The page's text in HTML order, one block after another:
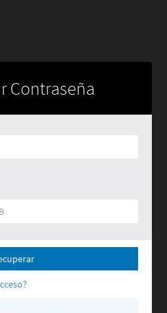
Contraseña